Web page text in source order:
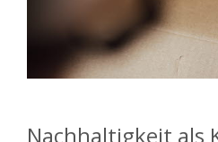
Nachhaltigkeit als